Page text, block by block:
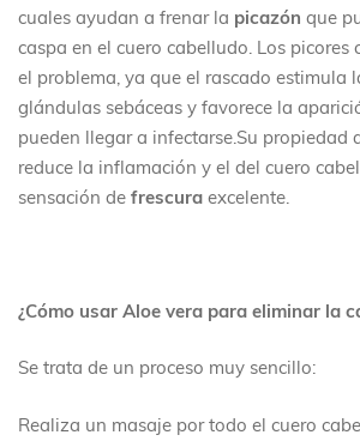
cuales ayudan a frenar la picazón que
caspa en el cuero cabelludo. Los picores
el problema, ya que el rascado estimula
glándulas sebáceas y favorece la
pueden llegar a infectarse.Su propiedad
reduce la inflamación y el del cuero
sensación de frescura excelente.
¿Cómo usar Aloe vera para eliminar la
Se trata de un proceso muy sencillo:
Realiza un masaje por todo el cuero